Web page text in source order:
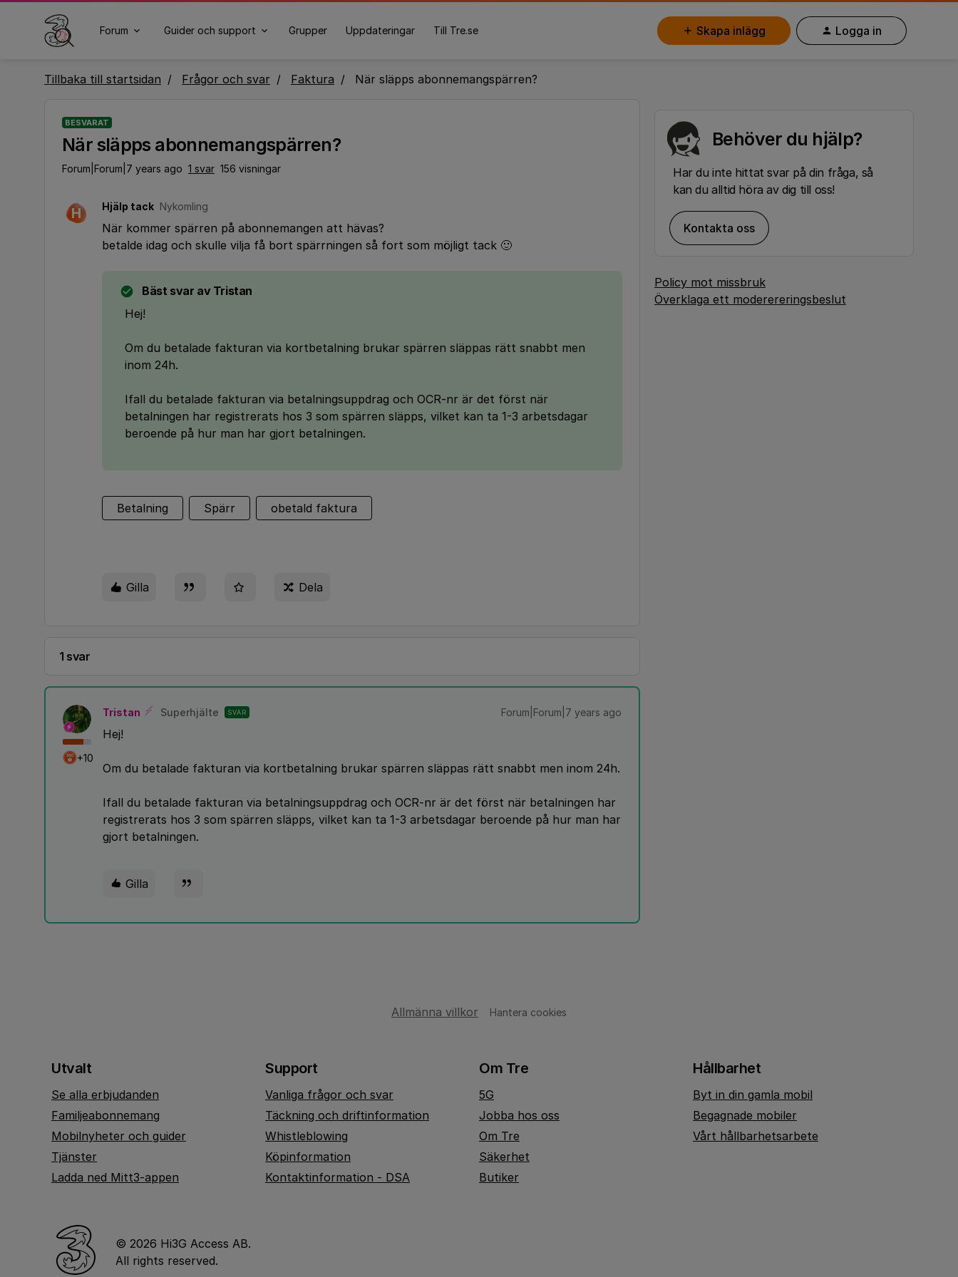
Forum Guider och support Grupper Uppdateringar Till Tre.se Skapa inlägg Logga in
Tillbaka till startsidan Frågor och svar Faktura När släpps abonnemangspärren?
BESVARAT
När släpps abonnemangspärren?
Forum|Forum|7 years ago 1 svar 156 visningar
H Hjälp tack Nykomling
När kommer spärren på abonnemangen att hävas?
betalde idag och skulle vilja få bort spärrningen så fort som möjligt tack 🙂
Bäst svar av Tristan
Hej!
Om du betalade fakturan via kortbetalning brukar spärren släppas rätt snabbt men
inom 24h.
Ifall du betalade fakturan via betalningsuppdrag och OCR-nr är det först när
betalningen har registrerats hos 3 som spärren släpps, vilket kan ta 1-3 arbetsdagar
beroende på hur man har gjort betalningen.
Betalning Spärr obetald faktura
Gilla Dela
1 svar
+10
Tristan Superhjälte SVAR Forum|Forum|7 years ago
Hej!
Om du betalade fakturan via kortbetalning brukar spärren släppas rätt snabbt men inom 24h.
Ifall du betalade fakturan via betalningsuppdrag och OCR-nr är det först när betalningen har
registrerats hos 3 som spärren släpps, vilket kan ta 1-3 arbetsdagar beroende på hur man har
gjort betalningen.
Gilla
Behöver du hjälp?
Har du inte hittat svar på din fråga, så
kan du alltid höra av dig till oss!
Kontakta oss
Policy mot missbruk
Överklaga ett moderereringsbeslut
Allmänna villkor Hantera cookies
Utvalt
Se alla erbjudanden
Familjeabonnemang
Mobilnyheter och guider
Tjänster
Ladda ned Mitt3-appen
Support
Vanliga frågor och svar
Täckning och driftinformation
Whistleblowing
Köpinformation
Kontaktinformation - DSA
Om Tre
5G
Jobba hos oss
Om Tre
Säkerhet
Butiker
Hållbarhet
Byt in din gamla mobil
Begagnade mobiler
Vårt hållbarhetsarbete
© 2026 Hi3G Access AB.
All rights reserved.